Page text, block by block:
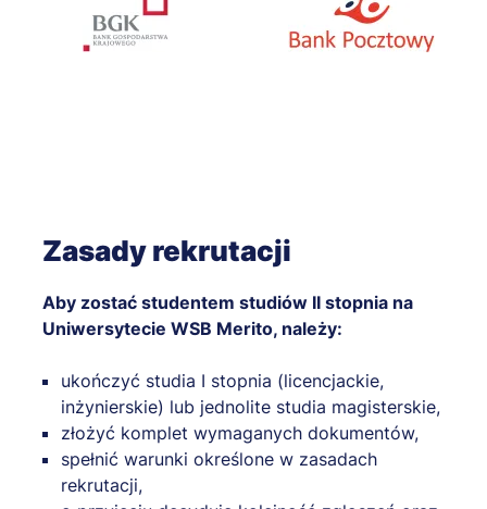
Zasady rekrutacji
Aby zostać studentem studiów II stopnia na
Uniwersytecie WSB Merito, należy:
ukończyć studia I stopnia (licencjackie,
inżynierskie) lub jednolite studia magisterskie,
złożyć komplet wymaganych dokumentów,
spełnić warunki określone w zasadach
rekrutacji,